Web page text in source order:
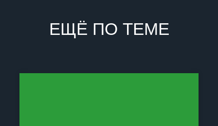
ЕЩЁ ПО ТЕМЕ